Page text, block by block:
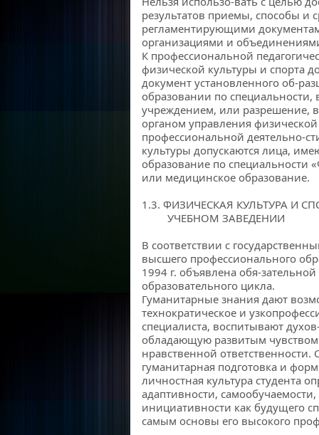
результатов приемы, способы и
регламентирующими
организациями и
К профессиональной
физической культуры и спорта
документ установленного об-
образовании по
учреждением, или разрешение,
органом управления
профессиональной деятельно-
культуры допускаются лица,
образование по специальности
или медицинское образование.
1.3. ФИЗИЧЕСКАЯ КУЛЬТУРА И
УЧЕБНОМ ЗАВЕДЕНИИ
В соответствии с
высшего профессионального
1994 г. объявлена обя-
образовательного цикла.
Гуманитарные знания дают
технократическое и
специалиста, воспитывают
обладающую развитым
нравственной
гуманитарная подготовка и
личностная культура студента
адаптивности,
инициативности как будущего
самым основы его высокого